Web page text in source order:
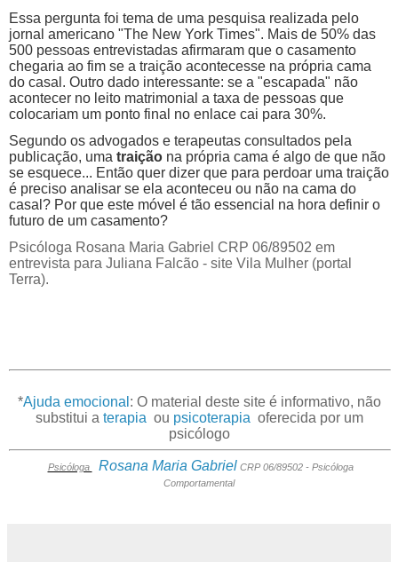
Essa pergunta foi tema de uma pesquisa realizada pelo
jornal americano "The New York Times". Mais de 50% das
500 pessoas entrevistadas afirmaram que o casamento
chegaria ao fim se a traição acontecesse na própria cama
do casal. Outro dado interessante: se a "escapada" não
acontecer no leito matrimonial a taxa de pessoas que
colocariam um ponto final no enlace cai para 30%.
Segundo os advogados e terapeutas consultados pela
publicação, uma traição na própria cama é algo de que não
se esquece... Então quer dizer que para perdoar uma traição
é preciso analisar se ela aconteceu ou não na cama do
casal? Por que este móvel é tão essencial na hora definir o
futuro de um casamento?
Psicóloga Rosana Maria Gabriel CRP 06/89502 em
entrevista para Juliana Falcão - site Vila Mulher (portal
Terra).
*Ajuda emocional : O material deste site é informativo, não
substitui a terapia ou psicoterapia oferecida por um
psicólogo
Psicóloga Rosana Maria GabrielCRP 06/89502 - Psicóloga
Comportamental